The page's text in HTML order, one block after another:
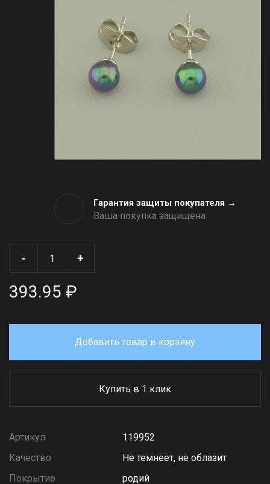
Гарантия защиты покупателя →
Ваша покупка защищена
- +
393.95 ₽
Добавить товар в корзину
Купить в 1 клик
Артикул
119952
Качество
Не темнеет, не облазит
Покрытие
родий